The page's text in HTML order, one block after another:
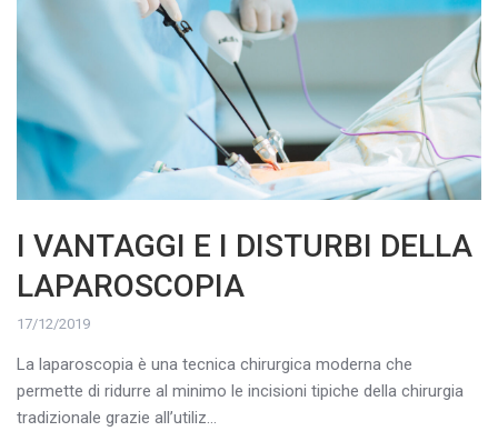
I VANTAGGI E I DISTURBI DELLA
LAPAROSCOPIA
17/12/2019
La laparoscopia è una tecnica chirurgica moderna che
permette di ridurre al minimo le incisioni tipiche della chirurgia
tradizionale grazie all’utiliz...